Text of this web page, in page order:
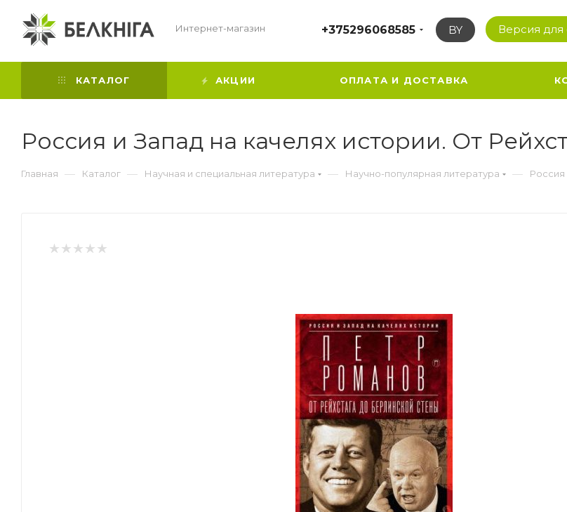
Интернет-магазин +375296068585 BY Версия
КАТАЛОГ АКЦИИ ОПЛАТА И ДОСТАВКА
Россия и Запад на качелях истории. От
Главная — Каталог — Научная и специальная литература — Научно-популярная литература — Россия